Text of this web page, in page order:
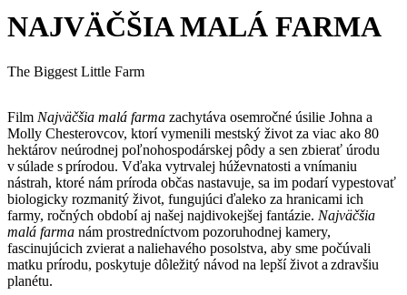
NAJVÄČŠIA MALÁ FARMA
The Biggest Little Farm
Film Najväčšia malá farma zachytáva osemročné úsilie Johna a
Molly Chesterovcov, ktorí vymenili mestský život za viac ako 80
hektárov neúrodnej poľnohospodárskej pôdy a sen zbierať úrodu
v súlade s prírodou. Vďaka vytrvalej húževnatosti a vnímaniu
nástrah, ktoré nám príroda občas nastavuje, sa im podarí vypestovať
biologicky rozmanitý život, fungujúci ďaleko za hranicami ich
farmy, ročných období aj našej najdivokejšej fantázie. Najväčšia
malá farma nám prostredníctvom pozoruhodnej kamery,
fascinujúcich zvierat a naliehavého posolstva, aby sme počúvali
matku prírodu, poskytuje dôležitý návod na lepší život a zdravšiu
planétu.